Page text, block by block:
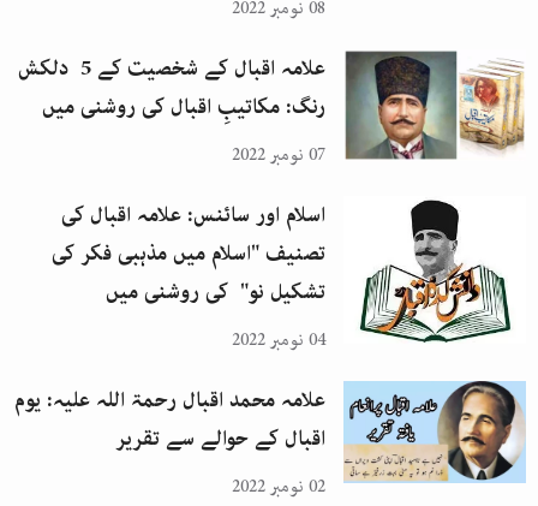
08 نومبر 2022
علامہ اقبال کے شخصیت کے 5 دلکش
رنگ: مکاتیبِ اقبال کی روشنی میں
07 نومبر 2022
اسلام اور سائنس: علامہ اقبال کی
تصنیف "اسلام میں مذہبی فکر کی
تشکیل نو" کی روشنی میں
04 نومبر 2022
علامہ محمد اقبال رحمۃ اللہ علیہ: یوم
اقبال کے حوالے سے تقریر
02 نومبر 2022